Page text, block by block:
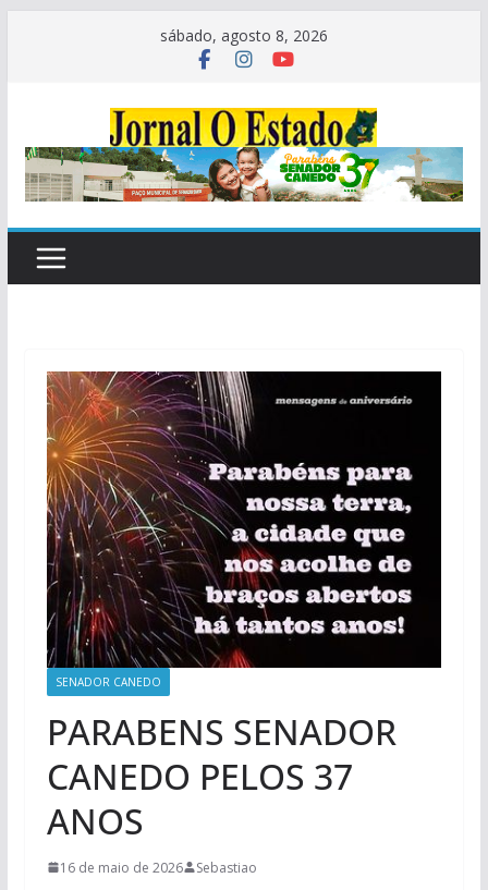
sábado, agosto 8, 2026
SENADOR CANEDO
PARABENS SENADOR
CANEDO PELOS 37
ANOS
16 de maio de 2026 Sebastiao